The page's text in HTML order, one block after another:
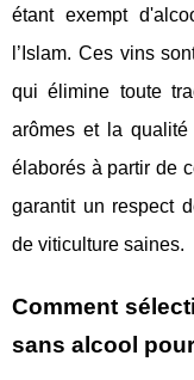
étant exempt
l’Islam. Ces vins
qui élimine toute
arômes et la
élaborés à partir de
garantit un respect
de viticulture saines.
Comment
sans alcool